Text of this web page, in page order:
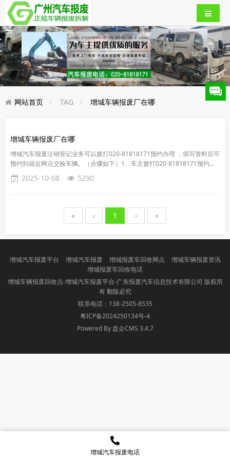
网站首页 TAG 增城车辆报废厂在哪
增城车辆报废厂在哪
增城汽车报废注销登记业务可以拨打020-81818171预约办理 ，填写资料后可
预约到就近网点交验车辆。（步骤如下）1、车主拨打020-81818171预约报
废查询车辆报废价格。2、携带身份证明（委托...
2025-10-08 5290
« ‹ 1 › »
增城汽车报废平台 增城汽车报废 增城报废车回收网点
增城车辆报废资讯
增城报废车回收电话
增城车辆报废回收点-增城汽车报废平台-广东报废汽车信息技术有限公司 版权所
有 翻版必究
联系电话：138-2505-8535
粤ICP备2024250134号-4
Powered By 盘企CMS 3.4.7
盘企CMS
增城汽车报废电话